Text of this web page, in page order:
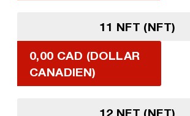
11 NFT (NFT)
0,00 CAD (DOLLAR
CANADIEN)
12 NFT (NFT)